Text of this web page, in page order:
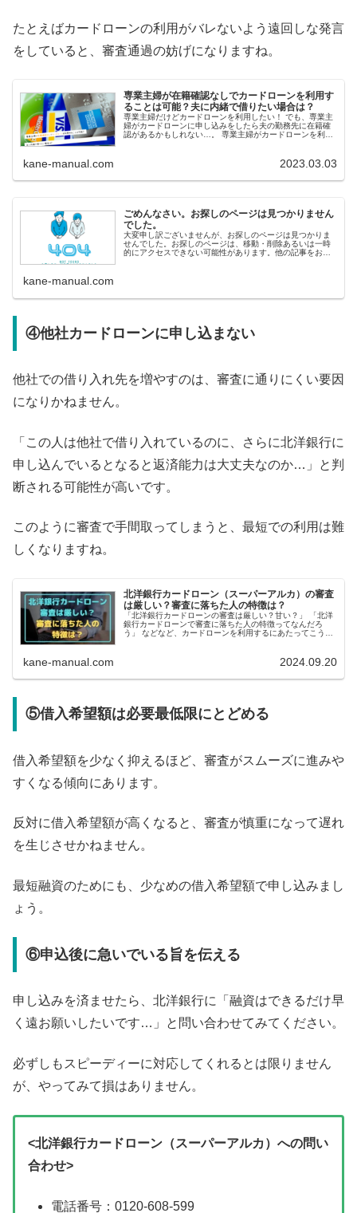
たとえばカードローンの利用がバレないよう遠回しな発言
をしていると、審査通過の妨げになりますね。
専業主婦が在籍確認なしでカードローンを利用す
ることは可能？夫に内緒で借りたい場合は？
専業主婦だけどカードローンを利用したい！ でも、専業主
婦がカードローンに申し込みをしたら夫の勤務先に在籍確
認があるかもしれない…。 専業主婦がカードローンを利用
kane-manual.com 2023.03.03
ごめんなさい。お探しのページは見つかりません
でした。
大変申し訳ございませんが、お探しのページは見つかりま
せんでした。お探しのページは、移動・削除あるいは一時
的にアクセスできない可能性があります。他の記事をお探
kane-manual.com
④他社カードローンに申し込まない
他社での借り入れ先を増やすのは、審査に通りにくい要因
になりかねません。
「この人は他社で借り入れているのに、さらに北洋銀行に
申し込んでいるとなると返済能力は大丈夫なのか…」と判
断される可能性が高いです。
このように審査で手間取ってしまうと、最短での利用は難
しくなりますね。
北洋銀行カードローン（スーパーアルカ）の審査
は厳しい？審査に落ちた人の特徴は？
「北洋銀行カードローンの審査は厳しい？甘い？」 「北洋
銀行カードローンで審査に落ちた人の特徴ってなんだろ
う」 などなど、カードローンを利用するにあたってこう気
kane-manual.com 2024.09.20
⑤借入希望額は必要最低限にとどめる
借入希望額を少なく抑えるほど、審査がスムーズに進みや
すくなる傾向にあります。
反対に借入希望額が高くなると、審査が慎重になって遅れ
を生じさせかねません。
最短融資のためにも、少なめの借入希望額で申し込みまし
ょう。
⑥申込後に急いでいる旨を伝える
申し込みを済ませたら、北洋銀行に「融資はできるだけ早
く遠お願いしたいです…」と問い合わせてみてください。
必ずしもスピーディーに対応してくれるとは限りません
が、やってみて損はありません。
<北洋銀行カードローン（スーパーアルカ）への問い
合わせ>
電話番号：0120-608-599